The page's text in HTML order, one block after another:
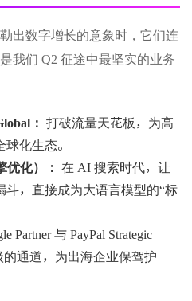
出数字增长的意象时，它们连
我们 Q2 征途中最坚实的业务
：
打破流量天花板，为高
化生态。
优化）：
在 AI 搜索时代，让
斗，直接成为大语言模型的“标
Partner 与 PayPal Strategic
的通道，为出海企业保驾护